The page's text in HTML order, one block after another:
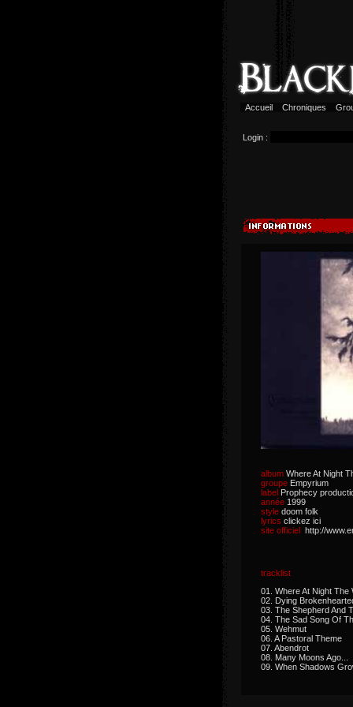
Accueil Chroniques
Login :
album Where At Night
groupe Empyrium
label Prophecy
année 1999
style doom folk
lyrics clickez ici
site officiel http://
tracklist
01. Where At Night
02. Dying
03. The Shepherd And
04. The Sad Song Of
05. Wehmut
06. A Pastoral Theme
07. Abendrot
08. Many Moons Ago...
09. When Shadows